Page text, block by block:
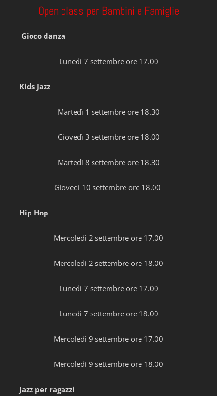
Open class per Bambini e Famiglie
Gioco danza
Lunedì 7 settembre ore 17.00
Kids Jazz
Martedì 1 settembre ore 18.30
Giovedì 3 settembre ore 18.00
Martedì 8 settembre ore 18.30
Giovedì 10 settembre ore 18.00
Hip Hop
Mercoledì 2 settembre ore 17.00
Mercoledì 2 settembre ore 18.00
Lunedì 7 settembre ore 17.00
Lunedì 7 settembre ore 18.00
Mercoledì 9 settembre ore 17.00
Mercoledì 9 settembre ore 18.00
Jazz per ragazzi